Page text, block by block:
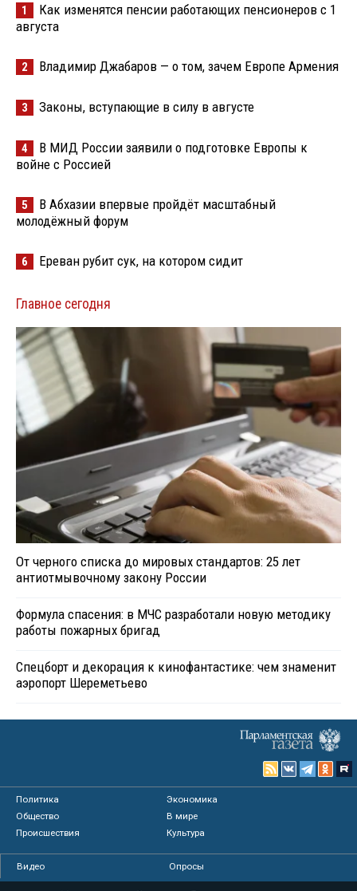
1
Как изменятся пенсии работающих пенсионеров с 1
августа
2 Владимир Джабаров — о том, зачем Европе Армения
3 Законы, вступающие в силу в августе
4
В МИД России заявили о подготовке Европы к
войне с Россией
5
В Абхазии впервые пройдёт масштабный
молодёжный форум
6 Ереван рубит сук, на котором сидит
Главное сегодня
От черного списка до мировых стандартов: 25 лет
антиотмывочному закону России
Формула спасения: в МЧС разработали новую методику
работы пожарных бригад
Спецборт и декорация к кинофантастике: чем знаменит
аэропорт Шереметьево
Политика
Экономика
Общество
В мире
Происшествия
Культура
Видео
Опросы
Фото
Персоны